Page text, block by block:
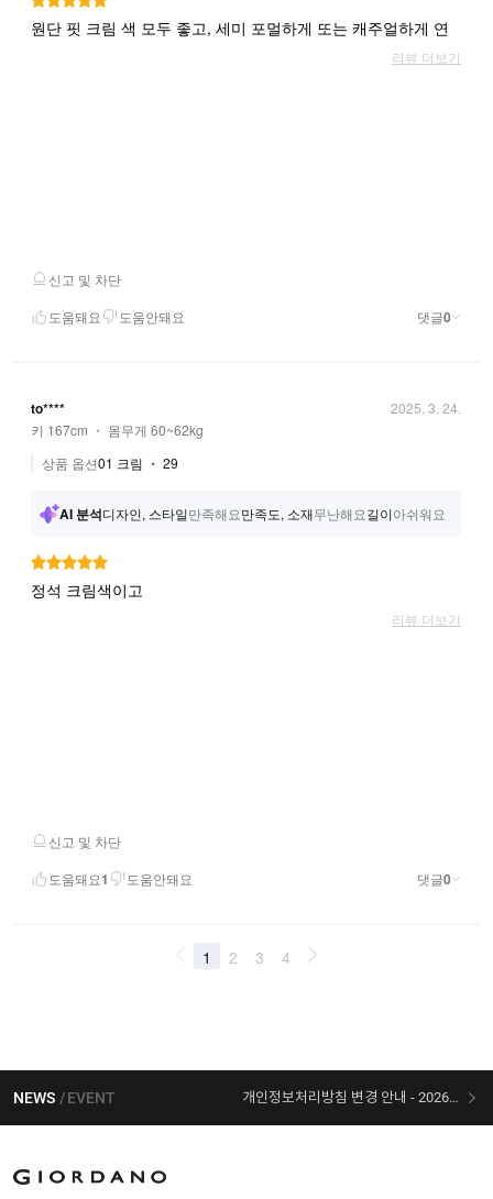
NEWS EVENT 개인정보처리방침 변경 안내 - 2026/07/30 시행